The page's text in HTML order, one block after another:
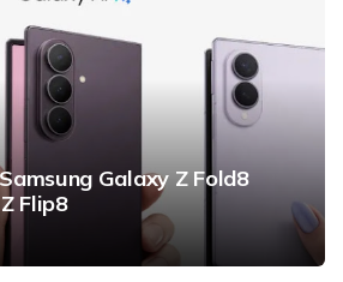
Galaxy Z Fold8
Flip8